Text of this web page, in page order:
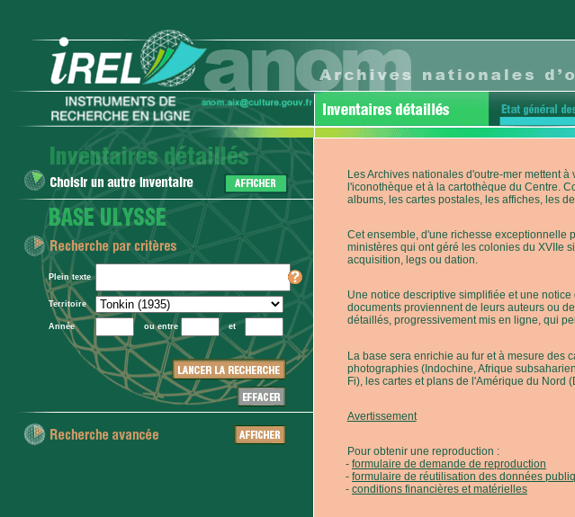
Plein texte
Territoire
Année ou entre et
Les Archives nationales d'outre-mer mettent
l'iconothèque et à la cartothèque du Centre.
albums, les cartes postales, les affiches, les
Cet ensemble, d'une richesse exceptionnelle
ministères qui ont géré les colonies du XVIIe
acquisition, legs ou dation.
Une notice descriptive simplifiée et une
documents proviennent de leurs auteurs ou
détaillés, progressivement mis en ligne, qui
La base sera enrichie au fur et à mesure des
photographies (Indochine, Afrique
Fi), les cartes et plans de l'Amérique du Nord
Avertissement
Pour obtenir une reproduction :
formulaire de demande de reproduction
formulaire de réutilisation des données
conditions financières et matérielles